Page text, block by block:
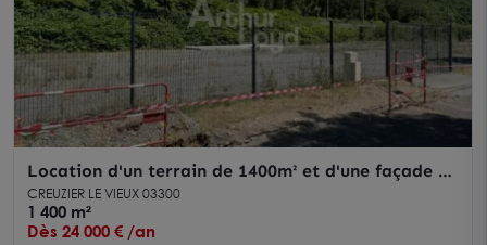
Location d'un terrain de 1400m² et d'une façade de
63 mètres ,clôturée
CREUZIER LE VIEUX 03300
1 400 m²
Dès 24 000 € /an